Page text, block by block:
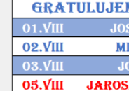
Hráči
Realizační tým
Historie MB
Zápasy MB 2025/26